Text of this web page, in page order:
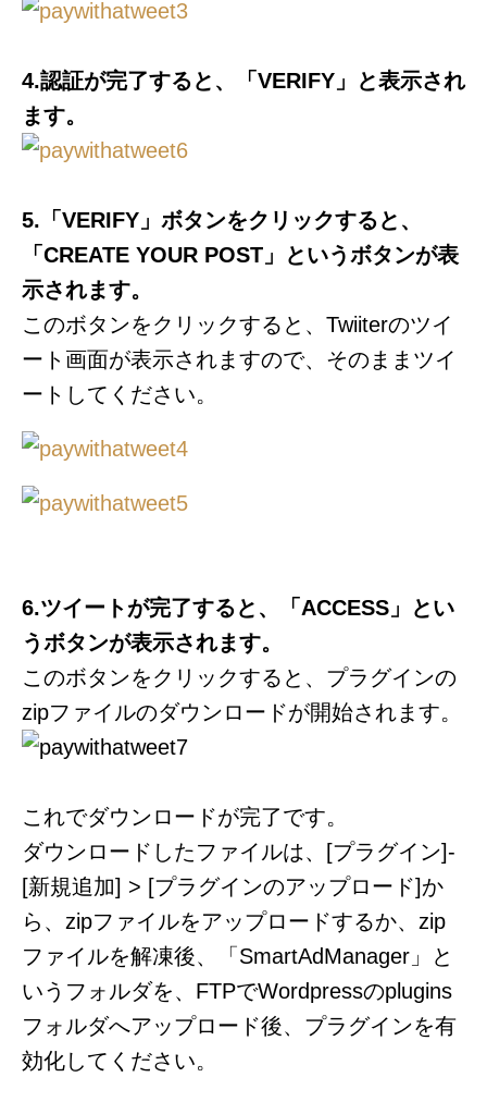
4.認証が完了すると、「VERIFY」と表示され
ます。
5.「VERIFY」ボタンをクリックすると、
「CREATE YOUR POST」というボタンが表
示されます。
このボタンをクリックすると、Twiiterのツイ
ート画面が表示されますので、そのままツイ
ートしてください。
6.ツイートが完了すると、「ACCESS」とい
うボタンが表示されます。
このボタンをクリックすると、プラグインの
zipファイルのダウンロードが開始されます。
これでダウンロードが完了です。
ダウンロードしたファイルは、[プラグイン]-
[新規追加] > [プラグインのアップロード]か
ら、zipファイルをアップロードするか、zip
ファイルを解凍後、「SmartAdManager」と
いうフォルダを、FTPでWordpressのplugins
フォルダへアップロード後、プラグインを有
効化してください。